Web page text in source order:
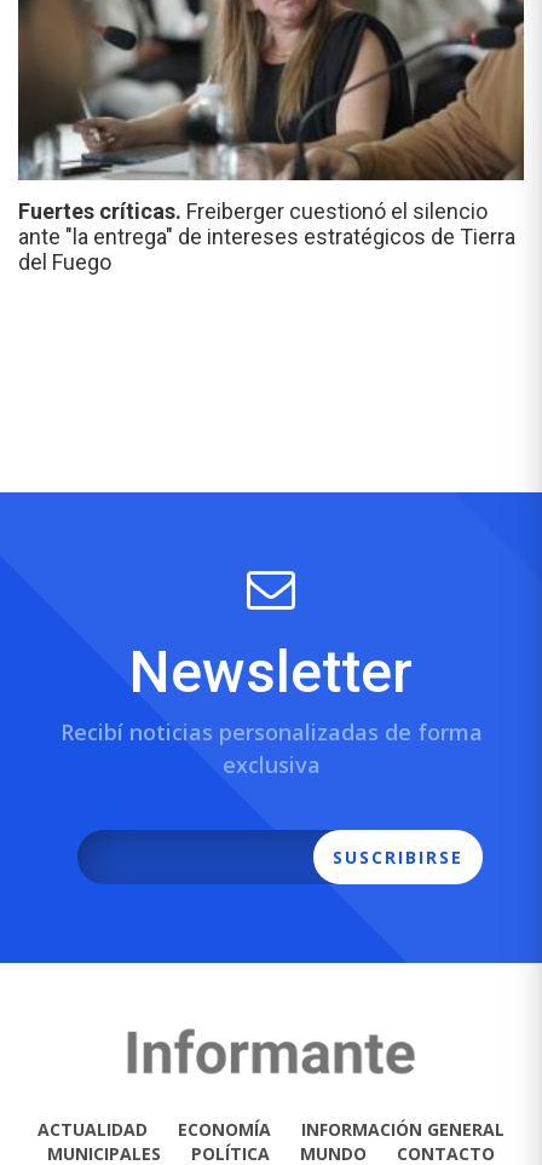
Fuertes críticas. Freiberger cuestionó el silencio
ante "la entrega" de intereses estratégicos de Tierra
del Fuego
Newsletter
Recibí noticias personalizadas de forma
exclusiva
SUSCRIBIRSE
ACTUALIDAD ECONOMÍA
INFORMACIÓN GENERAL
MUNICIPALES
POLÍTICA MUNDO CONTACTO